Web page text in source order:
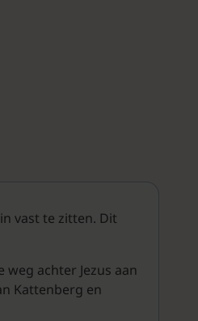
vast te zitten. Dit
achter Jezus aan
Kattenberg en